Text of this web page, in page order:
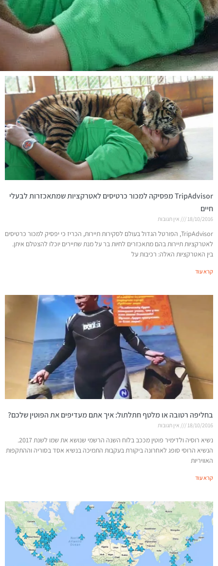
TripAdvisor מפסיקה למכור כרטיסים לאטרקציות שמתאכזרות לבעלי
חיים
18/10/2016 אין תגובות
TripAdvisor, הפורטל הגדול בעולם לסקירות תיירות, הכריז כי יפסיק למכור כרטיסים
לאטרקציות תיירות בהם מתאכזרים לחיות בר על מנת שתיירים יוכלו להצטלם איתן.
בין האטרקציות האלה: רכיבות על
קרא עוד
בחליפה רטובה או מלטף חתלתול: איך אתם מעדיפים את הפוטין שלכם?
18/10/2016 אין תגובות
נשיא רוסיה ולדימיר פוטין מככב בלוח השנה הרשמי שנושא את שמו לשנת 2017.
הנשיא הרוסי סופג לאחרונה ביקורת בעקבות התמיכה בנשיא אסד בסוריה וההתקפות
האוויריות
קרא עוד